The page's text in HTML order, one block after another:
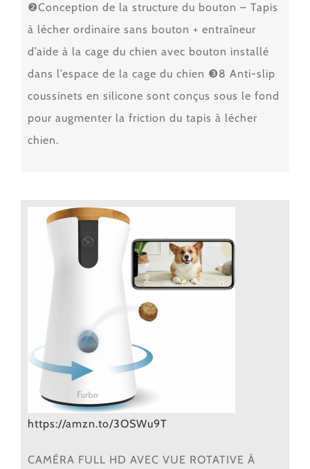
❷Conception de la structure du bouton – Tapis
à lécher ordinaire sans bouton + entraîneur
d’aide à la cage du chien avec bouton installé
dans l’espace de la cage du chien ❸8 Anti-slip
coussinets en silicone sont conçus sous le fond
pour augmenter la friction du tapis à lécher
chien.
https://amzn.to/3OSWu9T
CAMÉRA FULL HD AVEC VUE ROTATIVE À